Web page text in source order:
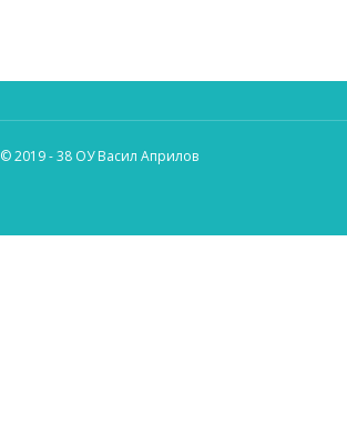
© 2019 - 38 ОУ Васил Априлов